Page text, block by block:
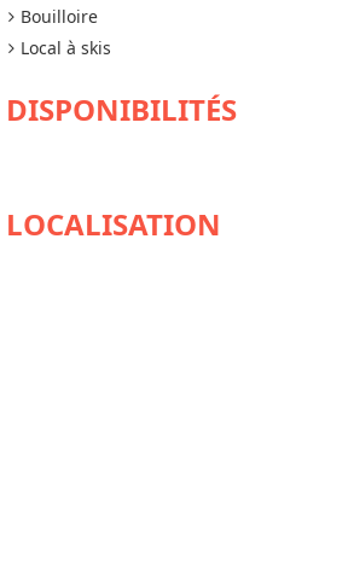
Bouilloire
Local à skis
DISPONIBILITÉS